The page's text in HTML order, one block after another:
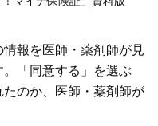
報を医師・薬剤師が見
「同意する」を選ぶ
のか、医師・薬剤師が